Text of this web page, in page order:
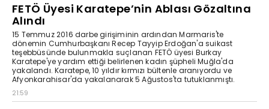
FETÖ Üyesi Karatepe’nin Ablası Gözaltına
Alındı
15 Temmuz 2016 darbe girişiminin ardından Marmaris'te
dönemin Cumhurbaşkanı Recep Tayyip Erdoğan'a suikast
teşebbüsünde bulunmakla suçlanan FETÖ üyesi Burkay
Karatepe'ye yardım ettiği belirlenen kadın şüpheli Muğla'da
yakalandı. Karatepe, 10 yıldır kırmızı bültenle aranıyordu ve
Afyonkarahisar'da yakalanarak 5 Ağustos'ta tutuklanmıştı.
21:59